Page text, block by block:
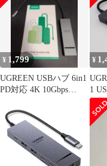
8K@30Hz 1 100W in PD
急速充電 5Gbps高速デ
ータ転送 6 MacBook
M1/M2 206 XPS
Revodok ThinkPad iPad
¥ 1,799
UGREEN USBハブ 6in1
PD対応 4K 10Gbps
¥
1